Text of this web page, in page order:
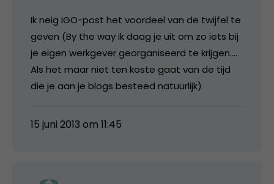
Ik neig IGO-post het voordeel van de twijfel te
geven (By the way ik daag je uit om zo iets bij
je eigen werkgever georganiseerd te krijgen….
Als het maar niet ten koste gaat van de tijd
die je aan je blogs besteed natuurlijk)
15 juni 2013 om 11:45